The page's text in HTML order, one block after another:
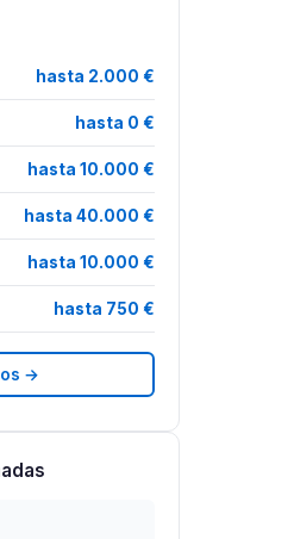
hasta 2.000 €
hasta 0 €
hasta 10.000 €
hasta 40.000 €
hasta 10.000 €
hasta 750 €
→